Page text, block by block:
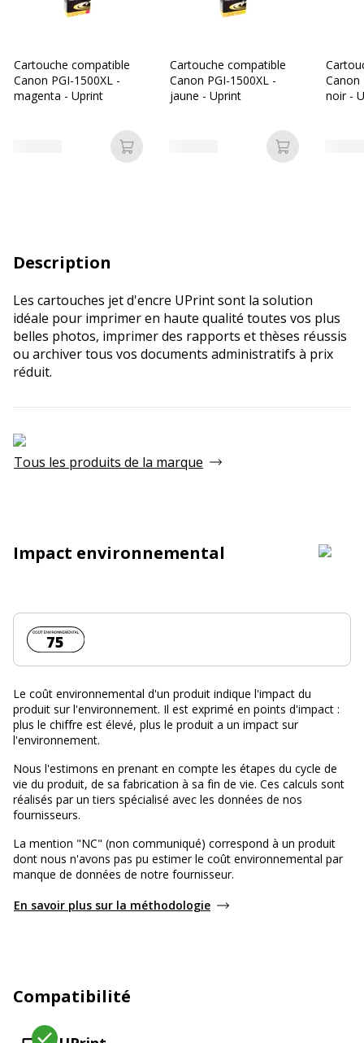
Cartouche compatible
Canon PGI-1500XL -
magenta - Uprint
Ajouter au panier
Cartouche compatible
Canon PGI-1500XL -
jaune - Uprint
Ajouter au
Canon
noir -
Description
Les cartouches jet d'encre UPrint sont la solution
idéale pour imprimer en haute qualité toutes vos plus
belles photos, imprimer des rapports et thèses réussis
ou archiver tous vos documents administratifs à prix
réduit.
Tous les produits de la marque
Impact environnemental
Coût environnemental :
75
Le coût environnemental d'un produit indique l'impact du
produit sur l'environnement. Il est exprimé en points d'impact :
plus le chiffre est élevé, plus le produit a un impact sur
l'environnement.
Nous l'estimons en prenant en compte les étapes du cycle de
vie du produit, de sa fabrication à sa fin de vie. Ces calculs sont
réalisés par un tiers spécialisé avec les données de nos
fournisseurs.
La mention "NC" (non communiqué) correspond à un produit
dont nous n'avons pas pu estimer le coût environnemental par
manque de données de notre fournisseur.
En savoir plus sur la méthodologie
Compatibilité